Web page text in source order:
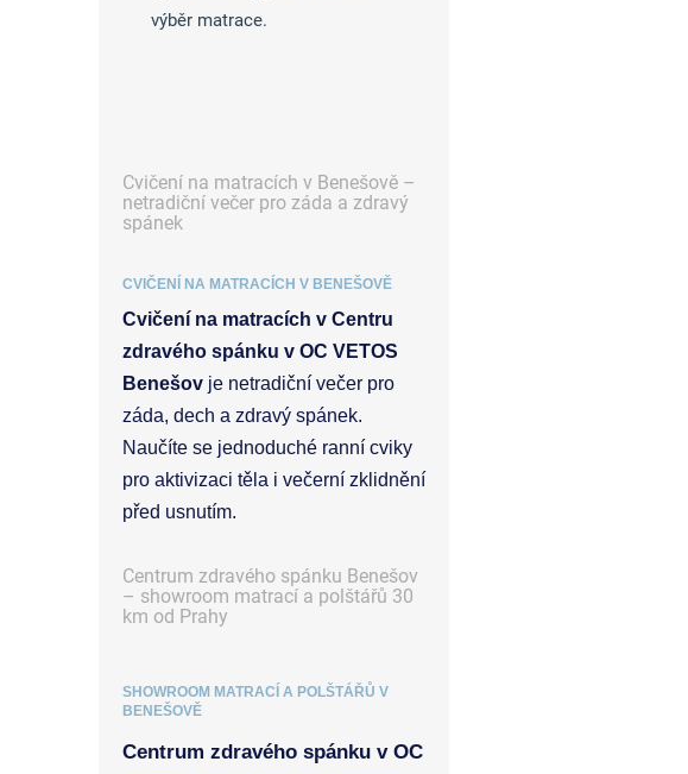
výběr matrace.
Cvičení na matracích v Benešově –
netradiční večer pro záda a zdravý
spánek
CVIČENÍ NA MATRACÍCH V BENEŠOVĚ
Cvičení na matracích v Centru
zdravého spánku v OC VETOS
Benešov je netradiční večer pro
záda, dech a zdravý spánek.
Naučíte se jednoduché ranní cviky
pro aktivizaci těla i večerní zklidnění
před usnutím.
Centrum zdravého spánku Benešov
– showroom matrací a polštářů 30
km od Prahy
SHOWROOM MATRACÍ A POLŠTÁŘŮ V
BENEŠOVĚ
Centrum zdravého spánku v OC